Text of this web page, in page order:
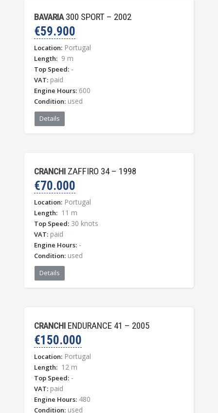
BAVARIA300 SPORT – 2002
€59.900
Location: Portugal
Length: 9 m
Top Speed: -
VAT: paid
Engine Hours: 600
Condition: used
Details
CRANCHI ZAFFIRO 34 – 1998
€70.000
Location: Portugal
Length: 11 m
Top Speed: 30 knots
VAT: paid
Engine Hours: -
Condition: used
Details
CRANCHI ENDURANCE 41 – 2005
€150.000
Location: Portugal
Length: 12 m
Top Speed: -
VAT: paid
Engine Hours: 480
Condition: used